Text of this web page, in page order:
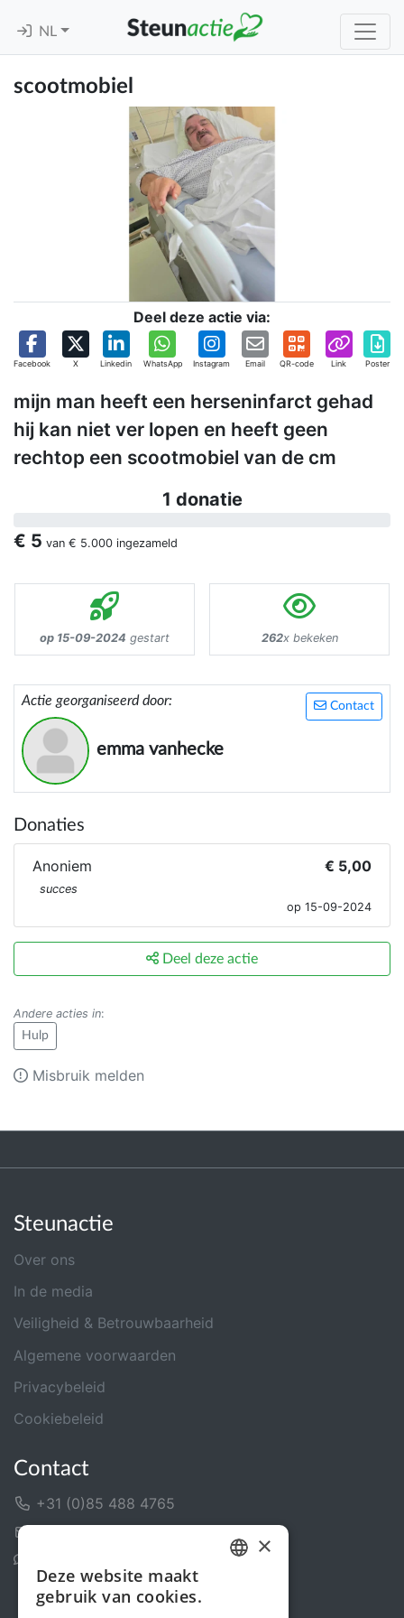
NL
scootmobiel
Deel deze actie via:
Facebook X Linkedin WhatsApp Instagram Email QR-code Link Poster
mijn man heeft een herseninfarct gehad
hij kan niet ver lopen en heeft geen
rechtop een scootmobiel van de cm
1 donatie
€ 5 van € 5.000 ingezameld
op 15-09-2024 gestart 262x bekeken
Contact
Actie georganiseerd door:
emma vanhecke
Donaties
Anoniem € 5,00
succes
op 15-09-2024
Deel deze actie
Andere acties in:
Hulp
Misbruik melden
Steunactie
Over ons
In de media
Veiligheid & Betrouwbaarheid
Algemene voorwaarden
Privacybeleid
Cookiebeleid
Contact
+31 (0)85 488 4765
×
Deze website maakt
gebruik van cookies.